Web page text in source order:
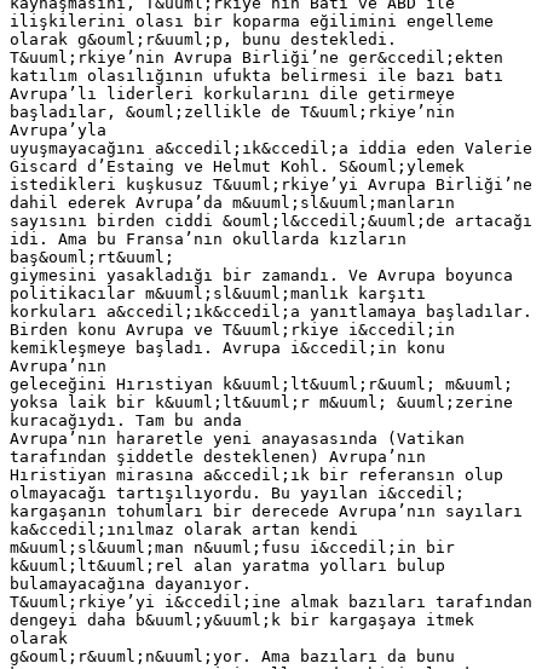
ilişkilerini olası bir koparma eğilimini engelleme
olarak g&ouml;r&uuml;p, bunu destekledi.
T&uuml;rkiye’nin Avrupa Birliği’ne ger&ccedil;ekten
katılım olasılığının ufukta belirmesi ile bazı batı
Avrupa’lı liderleri korkularını dile getirmeye
başladılar, &ouml;zellikle de T&uuml;rkiye’nin
Avrupa’yla
uyuşmayacağını a&ccedil;ık&ccedil;a iddia eden Valerie
Giscard d’Estaing ve Helmut Kohl. S&ouml;ylemek
istedikleri kuşkusuz T&uuml;rkiye’yi Avrupa Birliği’ne
dahil ederek Avrupa’da m&uuml;sl&uuml;manların
sayısını birden ciddi &ouml;l&ccedil;&uuml;de artacağı
idi. Ama bu Fransa’nın okullarda kızların
baş&ouml;rt&uuml;
giymesini yasakladığı bir zamandı. Ve Avrupa boyunca
politikacılar m&uuml;sl&uuml;manlık karşıtı
korkuları a&ccedil;ık&ccedil;a yanıtlamaya başladılar.
Birden konu Avrupa ve T&uuml;rkiye i&ccedil;in
kemikleşmeye başladı. Avrupa i&ccedil;in konu
Avrupa’nın
geleceğini Hırıstiyan k&uuml;lt&uuml;r&uuml; m&uuml;
yoksa laik bir k&uuml;lt&uuml;r m&uuml; &uuml;zerine
kuracağıydı. Tam bu anda
Avrupa’nın hararetle yeni anayasasında (Vatikan
tarafından şiddetle desteklenen) Avrupa’nın
Hıristiyan mirasına a&ccedil;ık bir referansın olup
olmayacağı tartışılıyordu. Bu yayılan i&ccedil;
kargaşanın tohumları bir derecede Avrupa’nın sayıları
ka&ccedil;ınılmaz olarak artan kendi
m&uuml;sl&uuml;man n&uuml;fusu i&ccedil;in bir
k&uuml;lt&uuml;rel alan yaratma yolları bulup
bulamayacağına dayanıyor.
T&uuml;rkiye’yi i&ccedil;ine almak bazıları tarafından
dengeyi daha b&uuml;y&uuml;k bir kargaşaya itmek
olarak
g&ouml;r&uuml;n&uuml;yor. Ama bazıları da bunu